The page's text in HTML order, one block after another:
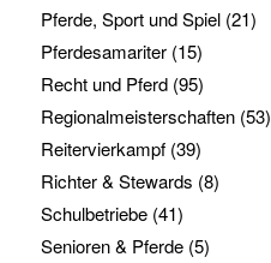
Pferde, Sport und Spiel(21)
Pferdesamariter(15)
Recht und Pferd(95)
Regionalmeisterschaften(53)
Reitervierkampf(39)
Richter & Stewards (8)
Schulbetriebe(41)
Senioren & Pferde(5)